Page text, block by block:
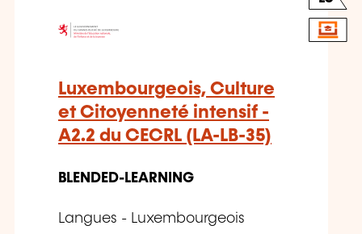
Luxembourgeois, Culture
et Citoyenneté intensif -
A2.2 du CECRL (LA-LB-35)
BLENDED-LEARNING
Langues - Luxembourgeois